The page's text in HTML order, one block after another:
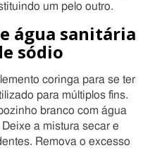
um pelo outro.
água sanitária
sódio
coringa para se ter
para múltiplos fins.
branco com água
a mistura secar e
Remova o excesso